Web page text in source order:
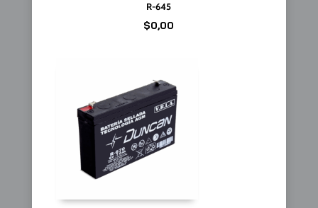
R-645
$0,00